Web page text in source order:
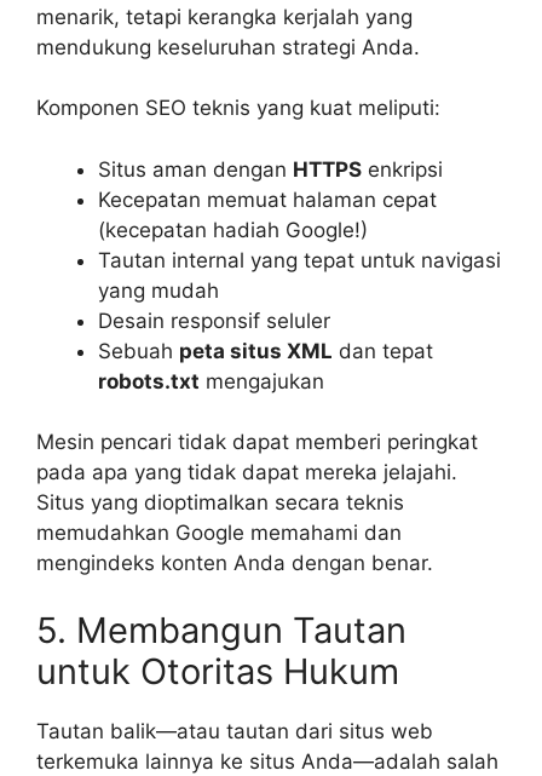
menarik, tetapi kerangka kerjalah yang
mendukung keseluruhan strategi Anda.
Komponen SEO teknis yang kuat meliputi:
Situs aman dengan HTTPS enkripsi
Kecepatan memuat halaman cepat
(kecepatan hadiah Google!)
Tautan internal yang tepat untuk navigasi
yang mudah
Desain responsif seluler
Sebuah peta situs XML dan tepat
robots.txt mengajukan
Mesin pencari tidak dapat memberi peringkat
pada apa yang tidak dapat mereka jelajahi.
Situs yang dioptimalkan secara teknis
memudahkan Google memahami dan
mengindeks konten Anda dengan benar.
5. Membangun Tautan
untuk Otoritas Hukum
Tautan balik—atau tautan dari situs web
terkemuka lainnya ke situs Anda—adalah salah